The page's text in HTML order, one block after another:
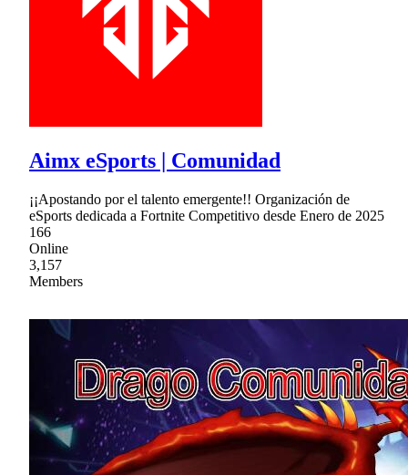
Aimx eSports | Comunidad
¡¡Apostando por el talento emergente!! Organización de
eSports dedicada a Fortnite Competitivo desde Enero de 2025
166
Online
3,157
Members